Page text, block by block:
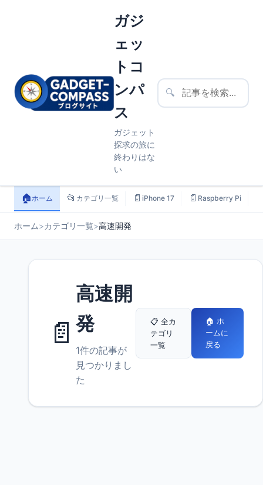
ガジ
ェッ
トコ
ンパ
ス
ガジェット
探求の旅に
終わりはな
い
🔍
🏠ホーム 📂 カテゴリ一覧 📄 iPhone 17 📄 Raspberry Pi
ホーム>カテゴリ一覧>高速開発
📄
高速開
発
1件の記事が
見つかりまし
た
📋 全カ
テゴリ
一覧
🏠 ホ
ームに
戻る